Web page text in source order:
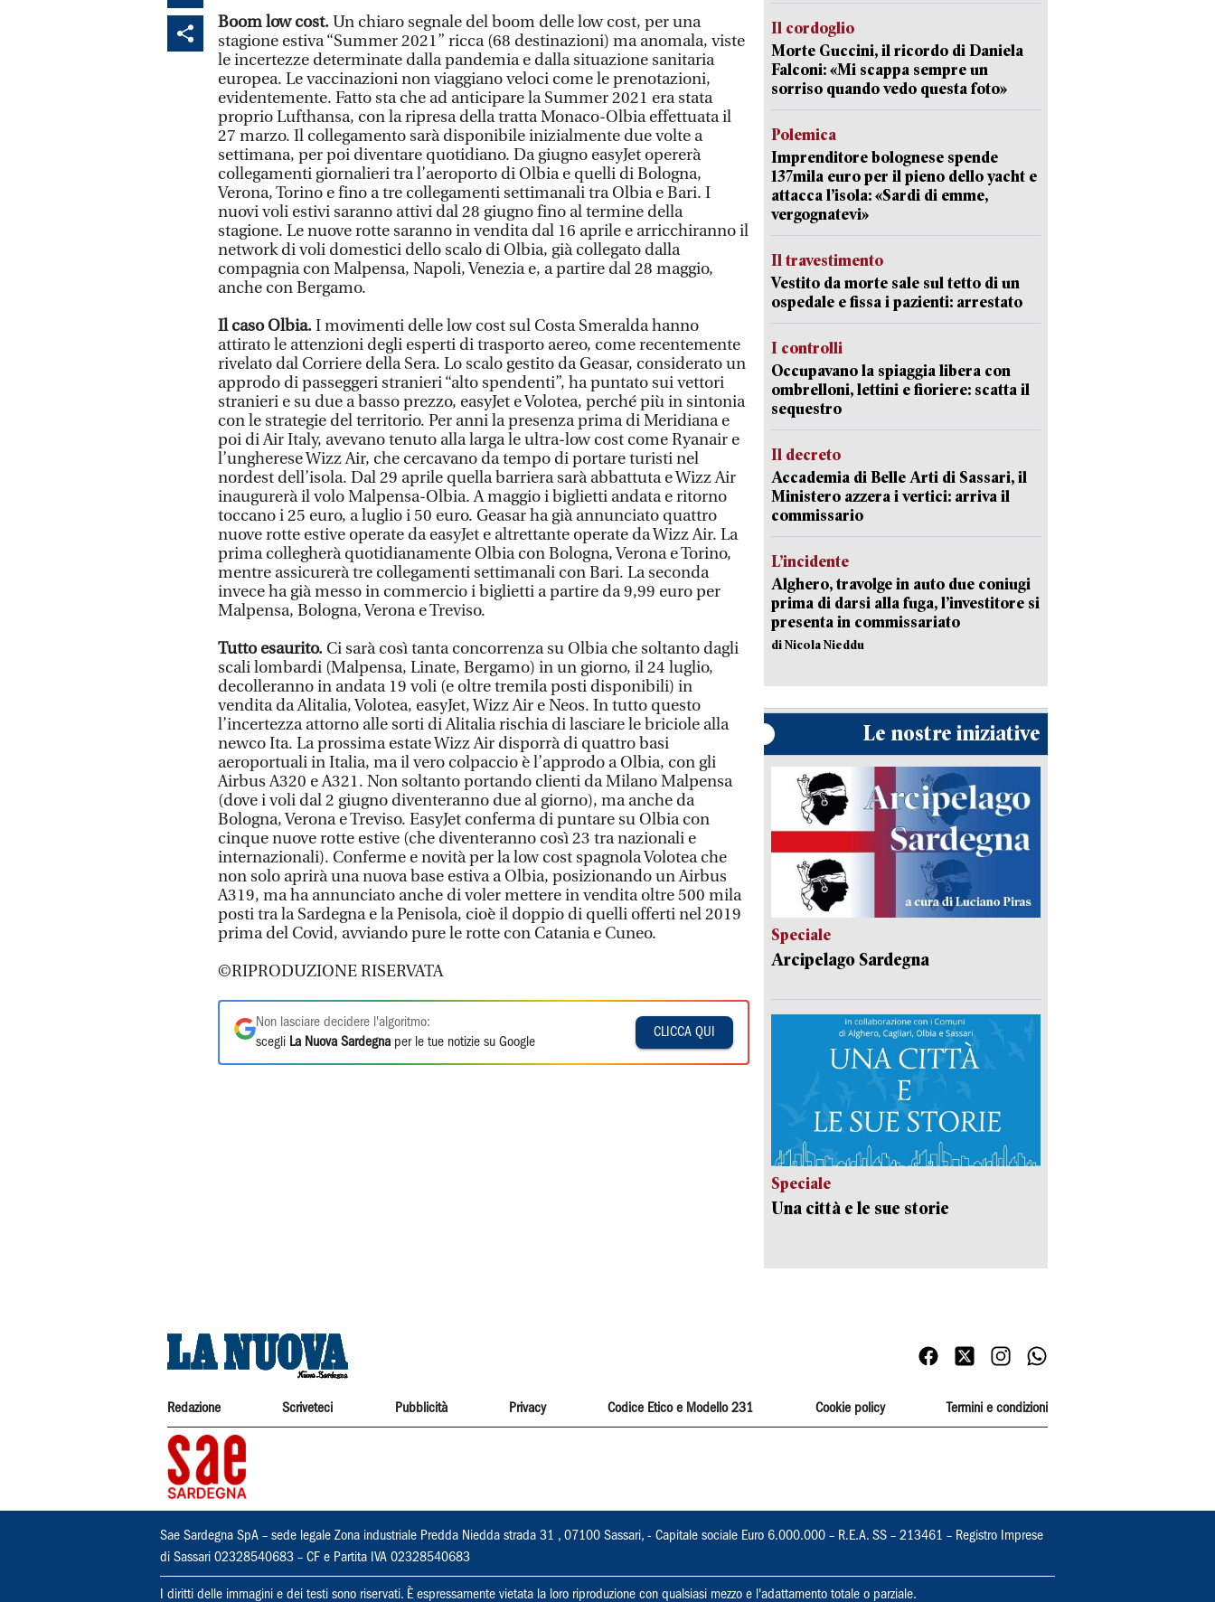
Boom low cost.Un chiaro segnale del boom delle low cost, per una
stagione estiva “Summer 2021” ricca (68 destinazioni) ma anomala, viste
le incertezze determinate dalla pandemia e dalla situazione sanitaria
europea. Le vaccinazioni non viaggiano veloci come le prenotazioni,
evidentemente. Fatto sta che ad anticipare la Summer 2021 era stata
proprio Lufthansa, con la ripresa della tratta Monaco-Olbia effettuata il
27 marzo. Il collegamento sarà disponibile inizialmente due volte a
settimana, per poi diventare quotidiano. Da giugno easyJet opererà
collegamenti giornalieri tra l’aeroporto di Olbia e quelli di Bologna,
Verona, Torino e fino a tre collegamenti settimanali tra Olbia e Bari. I
nuovi voli estivi saranno attivi dal 28 giugno fino al termine della
stagione. Le nuove rotte saranno in vendita dal 16 aprile e arricchiranno il
network di voli domestici dello scalo di Olbia, già collegato dalla
compagnia con Malpensa, Napoli, Venezia e, a partire dal 28 maggio,
anche con Bergamo.
Il caso Olbia.I movimenti delle low cost sul Costa Smeralda hanno
attirato le attenzioni degli esperti di trasporto aereo, come recentemente
rivelato dal Corriere della Sera. Lo scalo gestito da Geasar, considerato un
approdo di passeggeri stranieri “alto spendenti”, ha puntato sui vettori
stranieri e su due a basso prezzo, easyJet e Volotea, perché più in sintonia
con le strategie del territorio. Per anni la presenza prima di Meridiana e
poi di Air Italy, avevano tenuto alla larga le ultra-low cost come Ryanair e
l’ungherese Wizz Air, che cercavano da tempo di portare turisti nel
nordest dell’isola. Dal 29 aprile quella barriera sarà abbattuta e Wizz Air
inaugurerà il volo Malpensa-Olbia. A maggio i biglietti andata e ritorno
toccano i 25 euro, a luglio i 50 euro. Geasar ha già annunciato quattro
nuove rotte estive operate da easyJet e altrettante operate da Wizz Air. La
prima collegherà quotidianamente Olbia con Bologna, Verona e Torino,
mentre assicurerà tre collegamenti settimanali con Bari. La seconda
invece ha già messo in commercio i biglietti a partire da 9,99 euro per
Malpensa, Bologna, Verona e Treviso.
Tutto esaurito. Ci sarà così tanta concorrenza su Olbia che soltanto dagli
scali lombardi (Malpensa, Linate, Bergamo) in un giorno, il 24 luglio,
decolleranno in andata 19 voli (e oltre tremila posti disponibili) in
vendita da Alitalia, Volotea, easyJet, Wizz Air e Neos. In tutto questo
l’incertezza attorno alle sorti di Alitalia rischia di lasciare le briciole alla
newco Ita. La prossima estate Wizz Air disporrà di quattro basi
aeroportuali in Italia, ma il vero colpaccio è l’approdo a Olbia, con gli
Airbus A320 e A321. Non soltanto portando clienti da Milano Malpensa
(dove i voli dal 2 giugno diventeranno due al giorno), ma anche da
Bologna, Verona e Treviso. EasyJet conferma di puntare su Olbia con
cinque nuove rotte estive (che diventeranno così 23 tra nazionali e
internazionali). Conferme e novità per la low cost spagnola Volotea che
non solo aprirà una nuova base estiva a Olbia, posizionando un Airbus
A319, ma ha annunciato anche di voler mettere in vendita oltre 500 mila
posti tra la Sardegna e la Penisola, cioè il doppio di quelli offerti nel 2019
prima del Covid, avviando pure le rotte con Catania e Cuneo.
©RIPRODUZIONE RISERVATA
Non lasciare decidere l'algoritmo:
scegli La Nuova Sardegna per le tue notizie su Google
CLICCA QUI
Il cordoglio
Morte Guccini, il ricordo di Daniela
Falconi: «Mi scappa sempre un
sorriso quando vedo questa foto»
Polemica
Imprenditore bolognese spende
137mila euro per il pieno dello yacht e
attacca l’isola: «Sardi di emme,
vergognatevi»
Il travestimento
Vestito da morte sale sul tetto di un
ospedale e fissa i pazienti: arrestato
I controlli
Occupavano la spiaggia libera con
ombrelloni, lettini e fioriere: scatta il
sequestro
Il decreto
Accademia di Belle Arti di Sassari, il
Ministero azzera i vertici: arriva il
commissario
L’incidente
Alghero, travolge in auto due coniugi
prima di darsi alla fuga, l’investitore si
presenta in commissariato
di Nicola Nieddu
Le nostre iniziative
Speciale
Arcipelago Sardegna
Speciale
Una città e le sue storie
Redazione Scriveteci Pubblicità Privacy Codice Etico e Modello 231 Cookie policy Termini e condizioni
Sae Sardegna SpA – sede legale Zona industriale Predda Niedda strada 31 , 07100 Sassari, - Capitale sociale Euro 6.000.000 – R.E.A. SS – 213461 – Registro Imprese
di Sassari 02328540683 – CF e Partita IVA 02328540683
I diritti delle immagini e dei testi sono riservati. È espressamente vietata la loro riproduzione con qualsiasi mezzo e l'adattamento totale o parziale.